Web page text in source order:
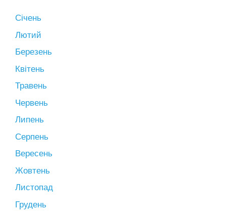
Січень
Лютий
Березень
Квітень
Травень
Червень
Липень
Серпень
Вересень
Жовтень
Листопад
Грудень